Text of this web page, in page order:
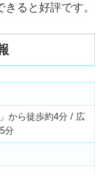
ると好評です。
から徒歩約4分 / 広
分